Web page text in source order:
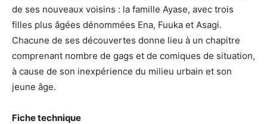
de ses nouveaux voisins : la famille Ayase, avec trois
filles plus âgées dénommées Ena, Fuuka et Asagi.
Chacune de ses découvertes donne lieu à un chapitre
comprenant nombre de gags et de comiques de situation,
à cause de son inexpérience du milieu urbain et son
jeune âge.
Fiche technique